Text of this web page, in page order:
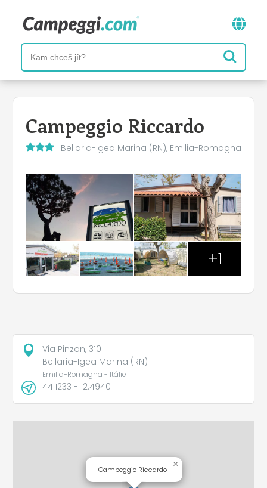
Campeggio Riccardo
Bellaria-Igea Marina (RN), Emilia-Romagna
+1
Via Pinzon, 310
Bellaria-Igea Marina (RN)
Emilia-Romagna - Itálie
44.1233 - 12.4940
Campeggio Riccardo
×